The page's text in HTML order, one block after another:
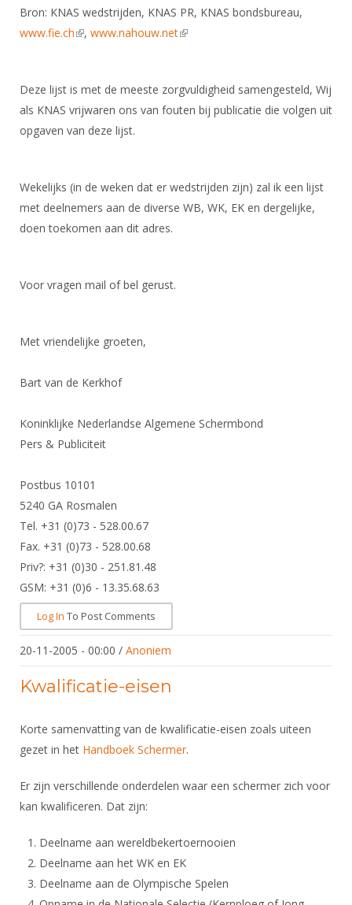
Bron: KNAS wedstrijden, KNAS PR, KNAS bondsbureau,
www.fie.ch(link is external)
, www.nahouw.net(link is external)
Deze lijst is met de meeste zorgvuldigheid samengesteld, Wij
als KNAS vrijwaren ons van fouten bij publicatie die volgen uit
opgaven van deze lijst.
Wekelijks (in de weken dat er wedstrijden zijn) zal ik een lijst
met deelnemers aan de diverse WB, WK, EK en dergelijke,
doen toekomen aan dit adres.
Voor vragen mail of bel gerust.
Met vriendelijke groeten,
Bart van de Kerkhof
Koninklijke Nederlandse Algemene Schermbond
Pers & Publiciteit
Postbus 10101
5240 GA Rosmalen
Tel. +31 (0)73 - 528.00.67
Fax. +31 (0)73 - 528.00.68
Priv?: +31 (0)30 - 251.81.48
GSM: +31 (0)6 - 13.35.68.63
Log In To Post Comments
20-11-2005 - 00:00 / Anoniem
Kwalificatie-eisen
Korte samenvatting van de kwalificatie-eisen zoals uiteen
gezet in het Handboek Schermer.
Er zijn verschillende onderdelen waar een schermer zich voor
kan kwalificeren. Dat zijn:
Deelname aan wereldbekertoernooien
Deelname aan het WK en EK
Deelname aan de Olympische Spelen